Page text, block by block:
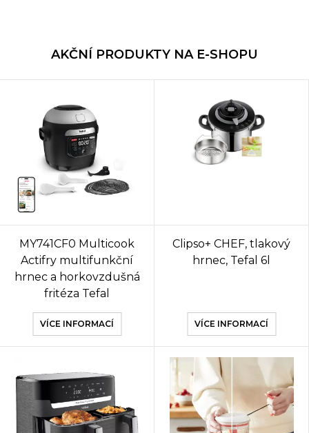
AKČNÍ PRODUKTY NA E-SHOPU
MY741CF0 Multicook
Actifry multifunkční
hrnec a horkovzdušná
fritéza Tefal
VÍCE INFORMACÍ
Clipso+ CHEF, tlakový
hrnec, Tefal 6l
VÍCE INFORMACÍ